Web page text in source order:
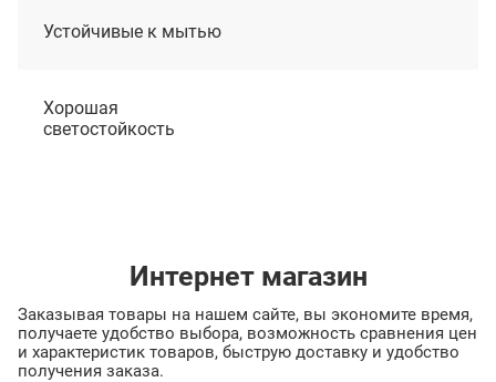
Устойчивые к мытью
Хорошая
светостойкость
Интернет магазин
Заказывая товары на нашем сайте, вы экономите время,
получаете удобство выбора, возможность сравнения цен
и характеристик товаров, быструю доставку и удобство
получения заказа.